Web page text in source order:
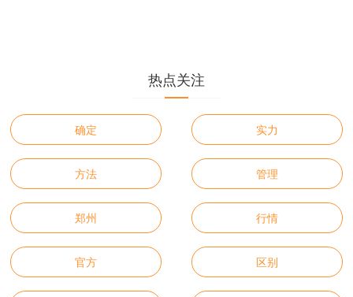
热点关注
确定 实力
方法 管理
郑州 行情
官方 区别